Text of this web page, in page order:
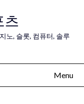
츠
노, 슬롯, 컴퓨터, 솔루
Menu